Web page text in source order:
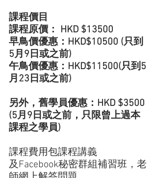
課程價目
課程原價： HKD $13500
早鳥價優惠：HKD$10500 (只到
5月9日或之前)
午鳥價優惠：HKD$11500(只到5
月23日或之前)
另外，舊學員優惠：HKD $3500
(5月9日或之前，只限曾上過本
課程之學員)
課程費用包課程講義
及Facebook秘密群組補習班，老